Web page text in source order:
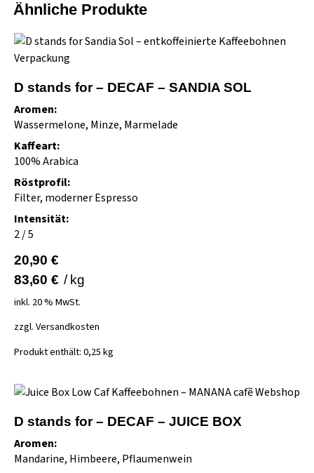
Ähnliche Produkte
D stands for – DECAF – SANDIA SOL
Aromen:
Wassermelone, Minze, Marmelade
Kaffeart:
100% Arabica
Röstprofil:
Filter, moderner Espresso
Intensität:
2 / 5
20,90 €
83,60 € / kg
inkl. 20 % MwSt.
zzgl.Versandkosten
Produkt enthält: 0,25kg
D stands for – DECAF – JUICE BOX
Aromen:
Mandarine, Himbeere, Pflaumenwein